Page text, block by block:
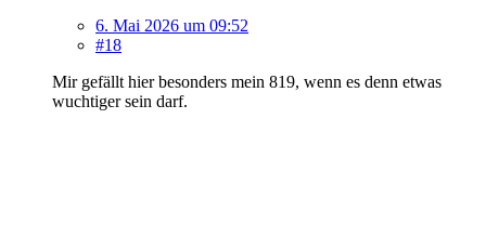
6. Mai 2026 um 09:52
#18
Mir gefällt hier besonders mein 819, wenn es denn etwas
wuchtiger sein darf.